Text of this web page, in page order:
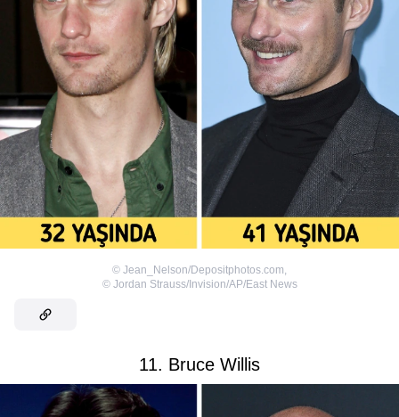
© Jean_Nelson/Depositphotos.com
© Jordan Strauss/Invision/AP/East News
11. Bruce Willis